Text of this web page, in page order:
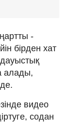
-
бірден хат
алады,
видео
содан